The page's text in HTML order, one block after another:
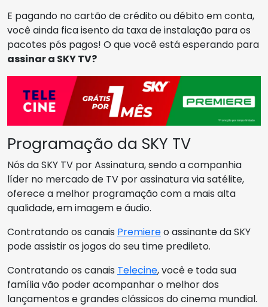
E pagando no cartão de crédito ou débito em conta,
você ainda fica isento da taxa de instalação para os
pacotes pós pagos! O que você está esperando para
assinar a SKY TV?
Programação da SKY TV
Nós da SKY TV por Assinatura, sendo a companhia
líder no mercado de TV por assinatura via satélite,
oferece a melhor programação com a mais alta
qualidade, em imagem e áudio.
Contratando os canais Premiereo assinante da SKY
pode assistir os jogos do seu time predileto.
Contratando os canais Telecine, você e toda sua
família vão poder acompanhar o melhor dos
lançamentos e grandes clássicos do cinema mundial.